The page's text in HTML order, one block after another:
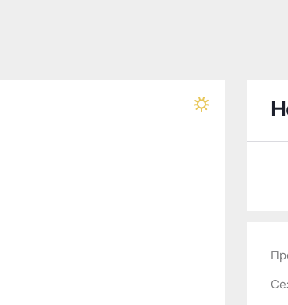
Доп услуги на Шиномонтаже
Дошиповка, Ошиповка, Перешиповка